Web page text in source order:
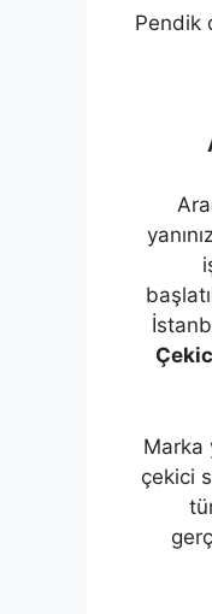
Pendik
Marka
çekici